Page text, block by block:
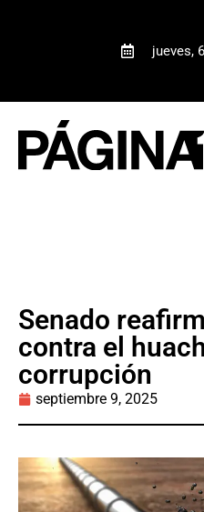
jueves,
Senado
contra el
corrupción
septiembre 9, 2025